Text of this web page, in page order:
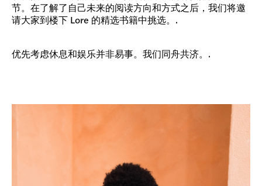
节。在了解了自己未来的阅读方向和方式之后，我们将邀
请大家到楼下 Lore 的精选书籍中挑选。.
优先考虑休息和娱乐并非易事。我们同舟共济。.